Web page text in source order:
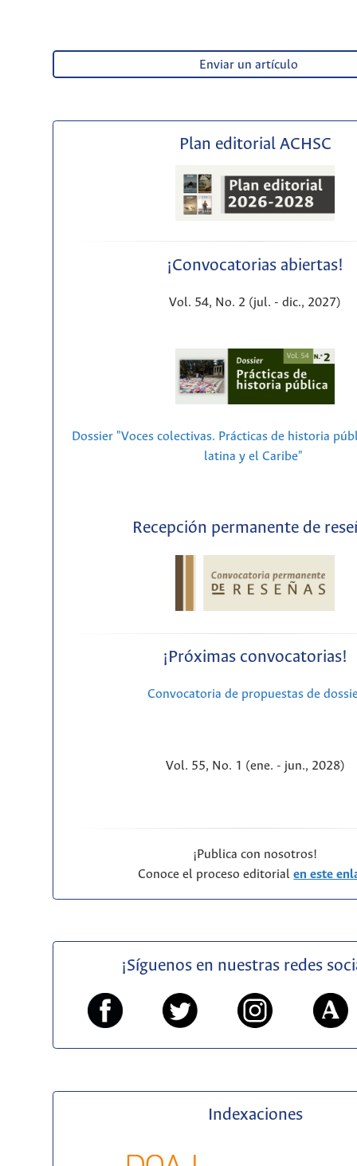
Enviar un artículo
Plan editorial ACHSC
¡Convocatorias abiertas!
Vol. 54, No. 2 (jul. - dic., 2027)
Dossier "Voces colectivas. Prácticas de historia
latina y el Caribe"
Recepción permanente de
¡Próximas convocatorias!
Convocatoria de propuestas de
Vol. 55, No. 1 (ene. - jun., 2028)
¡Publica con nosotros!
Conoce el proceso editorialen este
¡Síguenos en nuestras redes
Indexaciones